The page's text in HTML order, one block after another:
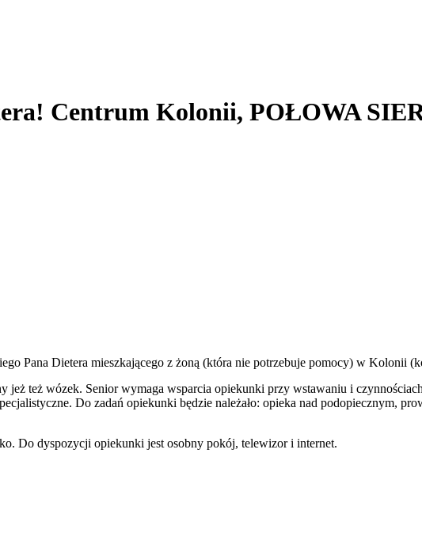
Centrum Kolonii, POŁOWA
Pana Dietera mieszkającego z żoną (która nie potrzebuje pomocy) w Kolonii
jeż też wózek. Senior wymaga wsparcia opiekunki przy wstawaniu i
Do zadań opiekunki będzie należało: opieka nad podopiecznym,
Do dyspozycji opiekunki jest osobny pokój, telewizor i internet.